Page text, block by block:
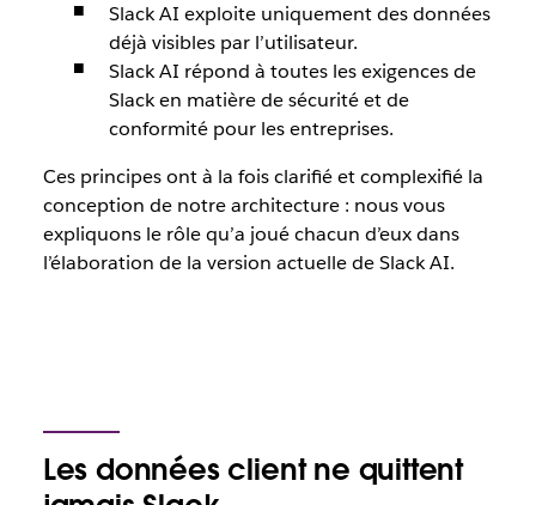
Slack AI exploite uniquement des données
déjà visibles par l’utilisateur.
Slack AI répond à toutes les exigences de
Slack en matière de sécurité et de
conformité pour les entreprises.
Ces principes ont à la fois clarifié et complexifié la
conception de notre architecture : nous vous
expliquons le rôle qu’a joué chacun d’eux dans
l’élaboration de la version actuelle de Slack AI.
Les données client ne quittent